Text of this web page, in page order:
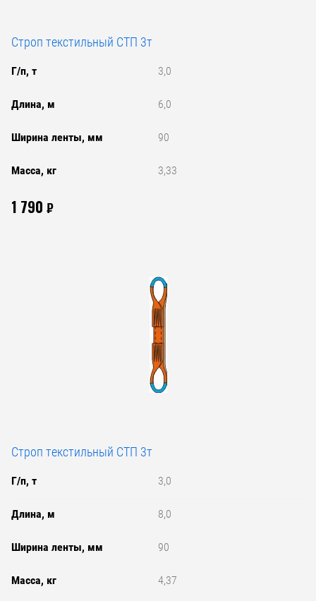
Строп текстильный СТП 3т
Г/п, т 3,0
Длина, м 6,0
Ширина ленты, мм 90
Масса, кг 3,33
1 790 ₽
Строп текстильный СТП 3т
Г/п, т 3,0
Длина, м 8,0
Ширина ленты, мм 90
Масса, кг 4,37